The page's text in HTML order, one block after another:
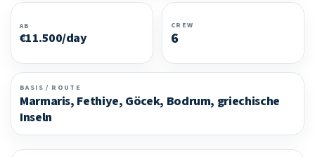
AB
€11.500/day
CREW
6
BASIS / ROUTE
Marmaris, Fethiye, Göcek, Bodrum, griechische
Inseln